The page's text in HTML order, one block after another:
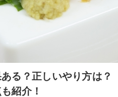
る？正しいやり方は？
紹介！